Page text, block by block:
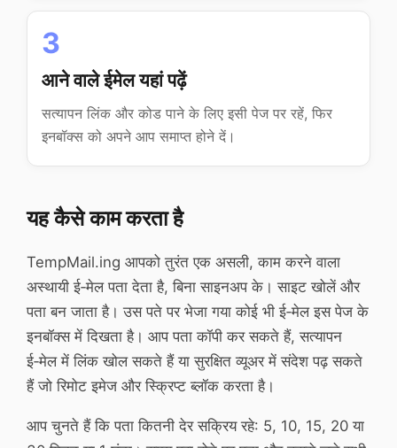
3
आने वाले ईमेल यहां पढ़ें
सत्यापन लिंक और कोड पाने के लिए इसी पेज पर रहें, फिर
इनबॉक्स को अपने आप समाप्त होने दें।
यह कैसे काम करता है
TempMail.ing आपको तुरंत एक असली, काम करने वाला
अस्थायी ई‑मेल पता देता है, बिना साइनअप के। साइट खोलें और
पता बन जाता है। उस पते पर भेजा गया कोई भी ई‑मेल इस पेज के
इनबॉक्स में दिखता है। आप पता कॉपी कर सकते हैं, सत्यापन
ई‑मेल में लिंक खोल सकते हैं या सुरक्षित व्यूअर में संदेश पढ़ सकते
हैं जो रिमोट इमेज और स्क्रिप्ट ब्लॉक करता है।
आप चुनते हैं कि पता कितनी देर सक्रिय रहे: 5, 10, 15, 20 या